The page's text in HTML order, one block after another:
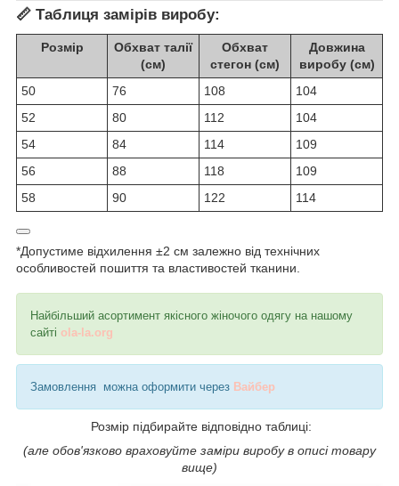
📏 Таблиця замірів виробу:
Розмір
Обхват талії
(см)
Обхват
стегон (см)
Довжина
виробу (см)
50
76 108
104
52
80 112
104
54
84 114
109
56
88 118
109
58
90 122 114
*Допустиме відхилення ±2 см залежно від технічних
особливостей пошиття та властивостей тканини.
Найбільший асортимент якісного жіночого одягу на нашому
сайті ola-la.org
Замовлення можна оформити через Вайбер
Розмір підбирайте відповідно таблиці:
(але обов'язково враховуйте заміри виробу в описі товару
вище)